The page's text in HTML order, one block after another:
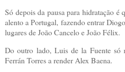
Só depois da pausa para hidratação é
alento a Portugal, fazendo entrar
lugares de João Cancelo e João Félix.
Do outro lado, Luis de la Fuente só
Ferrán Torres a render Alex Baena.